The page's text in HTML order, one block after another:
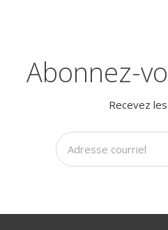
Abonnez-
Recevez